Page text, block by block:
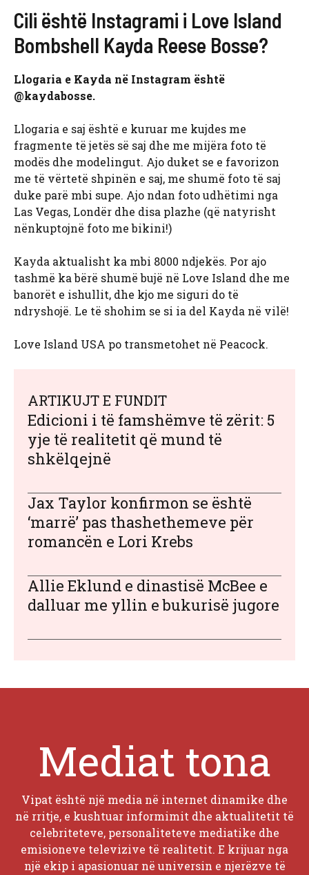
Cili është Instagrami i Love Island
Bombshell Kayda Reese Bosse?
Llogaria e Kayda në Instagram është
@kaydabosse.
Llogaria e saj është e kuruar me kujdes me
fragmente të jetës së saj dhe me mijëra foto të
modës dhe modelingut. Ajo duket se e favorizon
me të vërtetë shpinën e saj, me shumë foto të saj
duke parë mbi supe. Ajo ndan foto udhëtimi nga
Las Vegas, Londër dhe disa plazhe (që natyrisht
nënkuptojnë foto me bikini!)
Kayda aktualisht ka mbi 8000 ndjekës. Por ajo
tashmë ka bërë shumë bujë në Love Island dhe me
banorët e ishullit, dhe kjo me siguri do të
ndryshojë. Le të shohim se si ia del Kayda në vilë!
Love Island USA po transmetohet në Peacock.
ARTIKUJT E FUNDIT
Edicioni i të famshëmve të zërit: 5
yje të realitetit që mund të
shkëlqejnë
Jax Taylor konfirmon se është
‘marrë’ pas thashethemeve për
romancën e Lori Krebs
Allie Eklund e dinastisë McBee e
dalluar me yllin e bukurisë jugore
Mediat tona
Vipat është një media në internet dinamike dhe
në rritje, e kushtuar informimit dhe aktualitetit të
celebriteteve, personaliteteve mediatike dhe
emisioneve televizive të realitetit. E krijuar nga
një ekip i apasionuar në universin e njerëzve të